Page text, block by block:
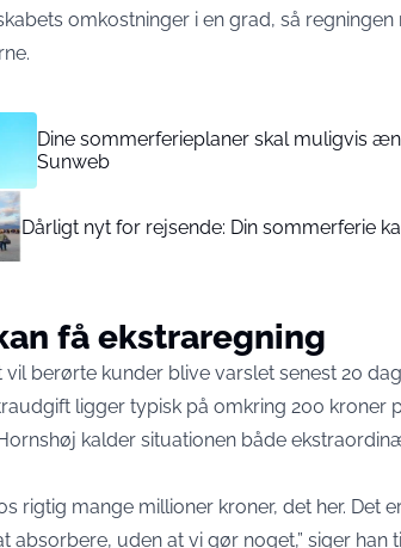
omkostninger i en grad, så
Dine sommerferieplaner skal muligvis
Sunweb
Dårligt nyt for rejsende: Din sommerferie
få ekstraregning
vil berørte kunder blive varslet senest 20
ligger typisk på omkring 200 kroner
kalder situationen både
rigtig mange millioner kroner, det her. Det
absorbere, uden at vi gør noget,” siger han